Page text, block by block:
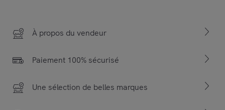
À propos du vendeur
Paiement 100% sécurisé
Une sélection de belles marques